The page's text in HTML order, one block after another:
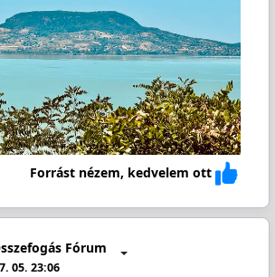
Forrást nézem, kedvelem ott
Fórum
05. 23:06